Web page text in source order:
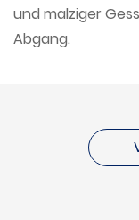
und malziger
Abgang.